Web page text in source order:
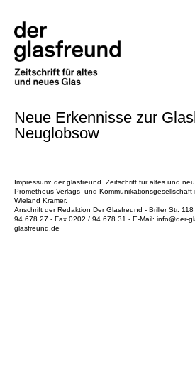
Neue Erkennisse zur
Neuglobsow
Impressum: der glasfreund. Zeitschrift für altes und
Prometheus Verlags- und Kommunikationsgesellschaft
Wieland Kramer.
Anschrift der Redaktion Der Glasfreund - Briller Str.
94 678 27 - Fax 0202 / 94 678 31 - E-Mail: info@der-
glasfreund.de